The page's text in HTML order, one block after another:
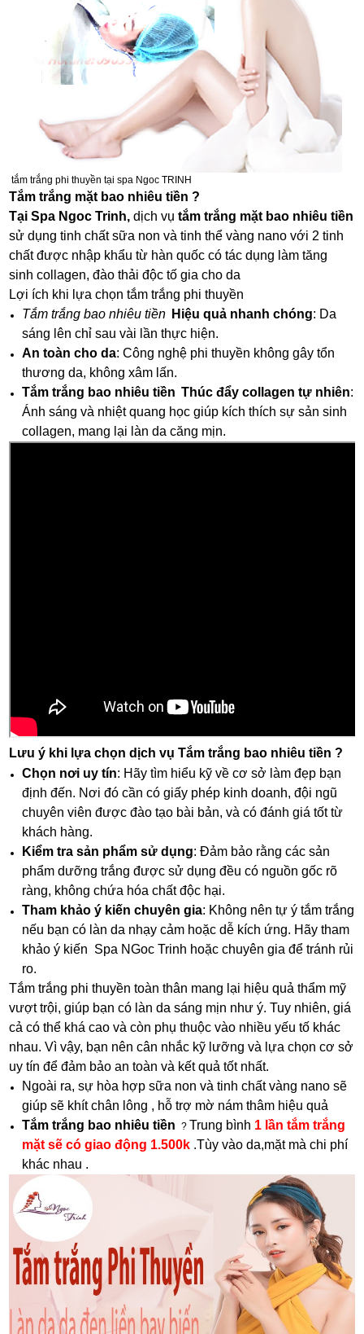
tắm trắng phi thuyền tại spa Ngoc TRINH
Tắm trắng mặt bao nhiêu tiền ?
Tại Spa Ngoc Trinh,dịch vụ tắm trắng mặt bao nhiêu tiền
sử dụng tinh chất sữa non và tinh thể vàng nano với 2 tinh
chất được nhập khẩu từ hàn quốc có tác dụng làm tăng
sinh collagen, đào thải độc tố gia cho da
Lợi ích khi lựa chọn tắm trắng phi thuyền
Tắm trắng bao nhiêu tiền Hiệu quả nhanh chóng: Da
sáng lên chỉ sau vài lần thực hiện.
An toàn cho da: Công nghệ phi thuyền không gây tổn
thương da, không xâm lấn.
Tắm trắng bao nhiêu tiền Thúc đẩy collagen tự nhiên:
Ánh sáng và nhiệt quang học giúp kích thích sự sản sinh
collagen, mang lại làn da căng mịn.
Lưu ý khi lựa chọn dịch vụ Tắm trắng bao nhiêu tiền ?
Chọn nơi uy tín: Hãy tìm hiểu kỹ về cơ sở làm đẹp bạn
định đến. Nơi đó cần có giấy phép kinh doanh, đội ngũ
chuyên viên được đào tạo bài bản, và có đánh giá tốt từ
khách hàng.
Kiểm tra sản phẩm sử dụng: Đảm bảo rằng các sản
phẩm dưỡng trắng được sử dụng đều có nguồn gốc rõ
ràng, không chứa hóa chất độc hại.
Tham khảo ý kiến chuyên gia: Không nên tự ý tắm trắng
nếu bạn có làn da nhạy cảm hoặc dễ kích ứng. Hãy tham
khảo ý kiến Spa NGoc Trinh hoặc chuyên gia để tránh rủi
ro.
Tắm trắng phi thuyền toàn thân mang lại hiệu quả thẩm mỹ
vượt trội, giúp bạn có làn da sáng mịn như ý. Tuy nhiên, giá
cả có thể khá cao và còn phụ thuộc vào nhiều yếu tố khác
nhau. Vì vậy, bạn nên cân nhắc kỹ lưỡng và lựa chọn cơ sở
uy tín để đảm bảo an toàn và kết quả tốt nhất.
Ngoài ra, sự hòa hợp sữa non và tinh chất vàng nano sẽ
giúp sẽ khít chân lông , hỗ trợ mờ nám thâm hiệu quả
Tắm trắng bao nhiêu tiền ? Trung bình 1 lần tắm trắng
mặt sẽ có giao động 1.500k .Tùy vào da,mặt mà chi phí
khác nhau .